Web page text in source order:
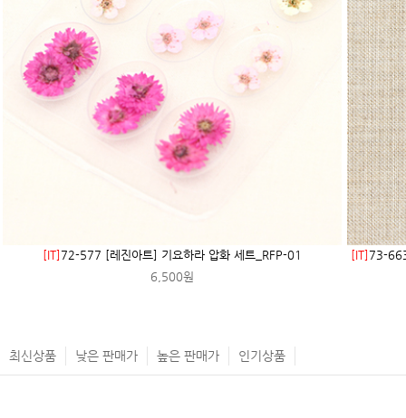
[IT] 72-577 [레진아트] 기요하라 압화 세트_RFP-01
6,500원
[IT] 73-
최신상품 낮은 판매가 높은 판매가 인기상품